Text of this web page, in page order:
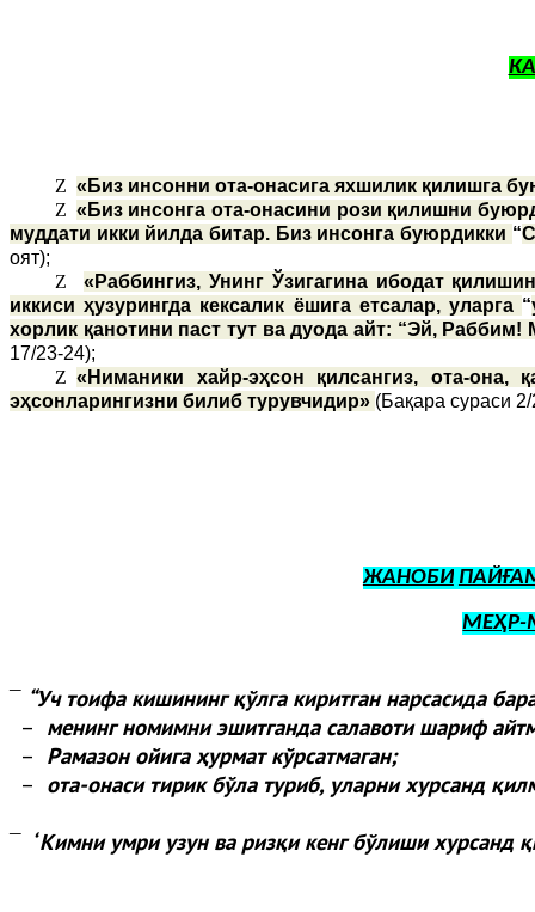
Z «Биз инсонни ота-онасига яхшилик қилишга
Z «Биз инсонга ота-онасини рози қилишни
муддати икки йилда битар. Биз инсонга буюрдикки “
оят);
Z
«Раббингиз, Унинг Ўзигагина ибодат
иккиси ҳузурингда кексалик ёшига етсалар, уларга “
хорлик қанотини паст тут ва дуода айт: “Эй,
17/23-24);
Z «Ниманики хайр-эҳсон қилсангиз, ота-
эҳсонларингизни билиб турувчидир» (Бақара сураси
ЖАНОБИ
МЕҲР-
¯ “Уч тоифа кишининг қўлга киритган нарсасида
– менинг номимни эшитганда салавоти шариф
– Рамазон ойига ҳурмат кўрсатмаган;
– ота-онаси тирик бўла туриб, уларни хурсанд
¯ “Кимни умри узун ва ризқи кенг бўлиши хурсанд